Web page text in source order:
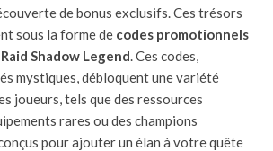
de bonus exclusifs. Ces trésors
sous la forme de codes promotionnels
Shadow Legend. Ces codes,
mystiques, débloquent une variété
joueurs, tels que des ressources
rares ou des champions
pour ajouter un élan à votre quête